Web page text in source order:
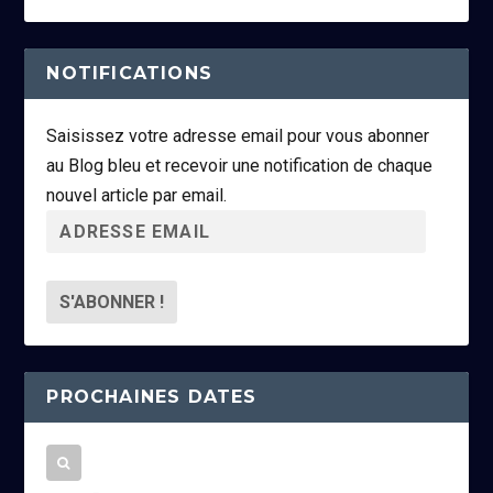
NOTIFICATIONS
Saisissez votre adresse email pour vous abonner
au Blog bleu et recevoir une notification de chaque
nouvel article par email.
r
s
s
e
m
PROCHAINES DATES